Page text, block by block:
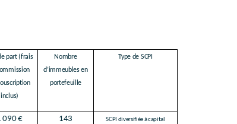
part (frais
inclus)
Nombre
d’immeubles en
portefeuille
Type de SCPI
090 € 143 SCPI diversifiée à capital